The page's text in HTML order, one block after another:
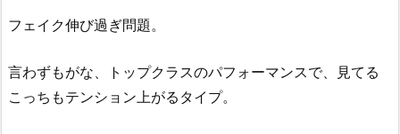
フェイク伸び過ぎ問題。
言わずもがな、トップクラスのパフォーマンスで、見てる
こっちもテンション上がるタイプ。